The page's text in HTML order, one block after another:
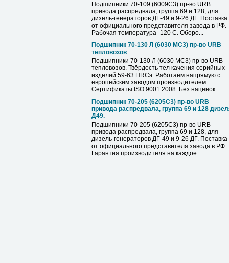
Подшипники 70-109 (6009С3) пр-во URB
привода распредвала, группа 69 и 128, для
дизель-генераторов ДГ-49 и 9-26 ДГ. Поставка
от официального представителя завода в РФ.
Рабочая температура- 120 С. Оборо...
Подшипник 70-130 Л (6030 MC3) пр-во URB
тепловозов
Подшипники 70-130 Л (6030 MC3) пр-во URB
тепловозов. Твёрдость тел качения серийных
изделий 59-63 HRCэ. Работаем напрямую с
европейским заводом производителем.
Сертификаты ISO 9001:2008. Без наценок ...
Подшипник 70-205 (6205С3) пр-во URB
привода распредвала, группа 69 и 128
Д49.
Подшипники 70-205 (6205С3) пр-во URB
привода распредвала, группа 69 и 128, для
дизель-генераторов ДГ-49 и 9-26 ДГ. Поставка
от официального представителя завода в РФ.
Гарантия производителя на каждое ...